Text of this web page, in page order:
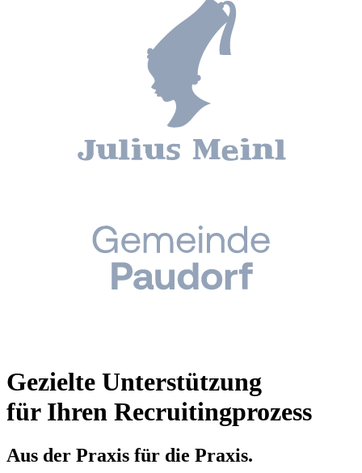
Gezielte Unterstützung
für Ihren Recruitingprozess
Aus der Praxis für die Praxis.